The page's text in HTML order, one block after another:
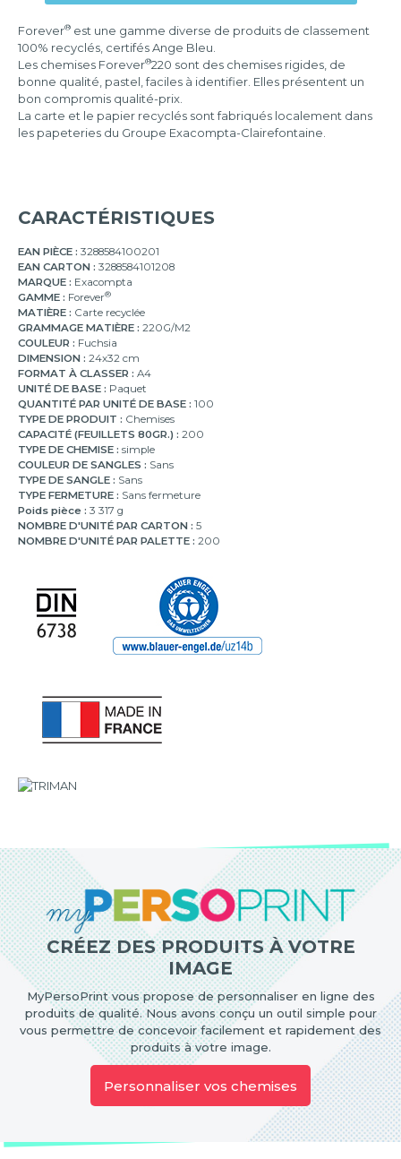
Forever® est une gamme diverse de produits de classement
100% recyclés, certifés Ange Bleu.
Les chemises Forever®220 sont des chemises rigides, de
bonne qualité, pastel, faciles à identifier. Elles présentent un
bon compromis qualité-prix.
La carte et le papier recyclés sont fabriqués localement dans
les papeteries du Groupe Exacompta-Clairefontaine.
CARACTÉRISTIQUES
EAN PIÈCE : 3288584100201
EAN CARTON : 3288584101208
MARQUE : Exacompta
GAMME : Forever®
MATIÈRE : Carte recyclée
GRAMMAGE MATIÈRE : 220G/M2
COULEUR : Fuchsia
DIMENSION : 24x32 cm
FORMAT À CLASSER : A4
UNITÉ DE BASE : Paquet
QUANTITÉ PAR UNITÉ DE BASE : 100
TYPE DE PRODUIT : Chemises
CAPACITÉ (FEUILLETS 80GR.) : 200
TYPE DE CHEMISE : simple
COULEUR DE SANGLES : Sans
TYPE DE SANGLE : Sans
TYPE FERMETURE : Sans fermeture
Poids pièce : 3 317 g
NOMBRE D'UNITÉ PAR CARTON : 5
NOMBRE D'UNITÉ PAR PALETTE : 200
CRÉEZ DES PRODUITS À VOTRE
IMAGE
MyPersoPrint vous propose de personnaliser en ligne des
produits de qualité. Nous avons conçu un outil simple pour
vous permettre de concevoir facilement et rapidement des
produits à votre image.
Personnaliser vos chemises